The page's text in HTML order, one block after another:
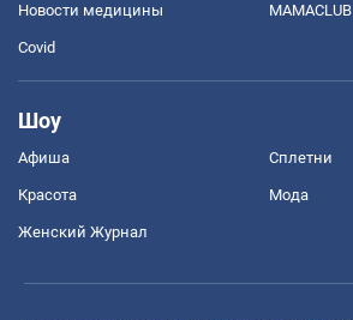
Новости медицины MAMACLUB
Covid
Шоу
Афиша Сплетни
Красота Мода
Женский Журнал